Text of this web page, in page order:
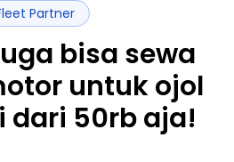
Partner
bisa sewa
untuk ojol
dari 50rb aja!